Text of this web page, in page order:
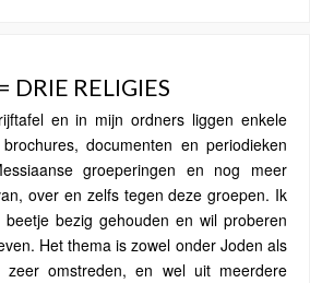
DRIE RELIGIES
en in mijn ordners liggen enkele
documenten en periodieken
groeperingen en nog meer
over en zelfs tegen deze groepen. Ik
bezig gehouden en wil proberen
Het thema is zowel onder Joden als
zeer omstreden, en wel uit meerdere